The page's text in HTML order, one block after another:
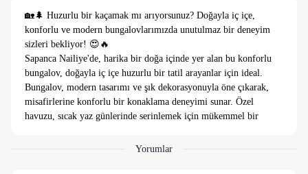
🏡🌲 Huzurlu bir kaçamak mı arıyorsunuz? Doğayla iç içe,
konforlu ve modern bungalovlarımızda unutulmaz bir deneyim
sizleri bekliyor! 😍🔥
Sapanca Nailiye'de, harika bir doğa içinde yer alan bu konforlu
bungalov, doğayla iç içe huzurlu bir tatil arayanlar için ideal.
Bungalov, modern tasarımı ve şık dekorasyonuyla öne çıkarak,
misafirlerine konforlu bir konaklama deneyimi sunar. Özel
havuzu, sıcak yaz günlerinde serinlemek için mükemmel bir
Yorumlar